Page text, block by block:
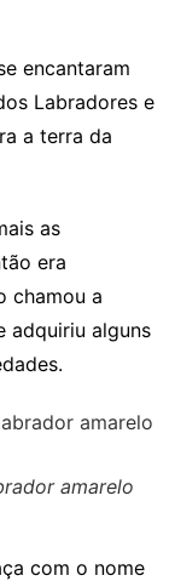
encantaram
Labradores e
a terra da
as
era
chamou a
adquiriu alguns
amarelo
com o nome